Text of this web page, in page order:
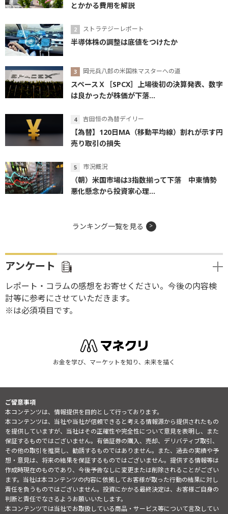
とかかる費用を解説
ストラテジーレポート
半導体株の調整は底値をつけたか
岡元兵八郎の米国株マスターへの道
スペースＸ［SPCX］上場後初の決算発表、数字
は良かったが株価が下落...
吉田恒の為替デイリー
【為替】120日MA（移動平均線）割れが示す円
売り取引の損失
市況概況
（朝）米国市場は3指数揃って下落 中東情勢
悪化懸念から投資家心理...
ランキング一覧を見る
アンケート
レポート・コラムの感想をお寄せください。今後の内容検
討等に参考にさせていただきます。
※は必須項目です。
お金を学び、マーケットを知り、未来を描く
ご留意事項
本コンテンツは、情報提供を目的として行っております。
本コンテンツは、当社や当社が信頼できると考える情報源から提供されたもの
を提供していますが、当社はその正確性や完全性について意見を表明し、また
保証するものではございません。有価証券の購入、売却、デリバティブ取引、
その他の取引を推奨し、勧誘するものではありません。また、過去の実績や予
想・意見は、将来の結果を保証するものではございません。提供する情報等は
作成時現在のものであり、今後予告なしに変更または削除されることがござい
ます。当社は本コンテンツの内容に依拠してお客様が取った行動の結果に対し
責任を負うものではございません。投資にかかる最終決定は、お客様ご自身の
判断と責任でなさるようお願いいたします。
本コンテンツでは当社でお取扱している商品・サービス等について言及してい